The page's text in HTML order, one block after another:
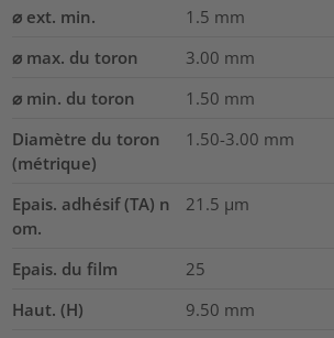
⌀ ext. min. 1.5 mm
⌀ max. du toron
3.00 mm
⌀ min. du toron
1.50 mm
Diamètre du toron
(métrique)
1.50-3.00 mm
Epais. adhésif (TA) n
om.
21.5 µm
Epais. du film
25
Haut. (H)
9.50 mm